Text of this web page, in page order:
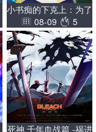
小书痴的下克上：为了
成为图书管理员不择手
段！第四季
08-09 5
死神 千年血战篇 -祸进